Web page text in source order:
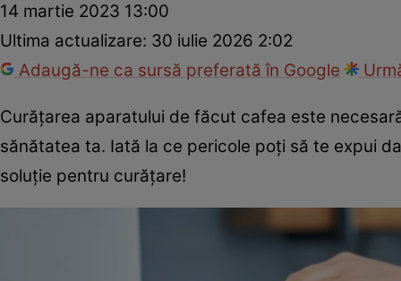
14 martie 2023 13:00
Ultima actualizare: 30 iulie 2026 2:02
Adaugă-ne ca sursă preferată în Google
Curățarea aparatului de făcut cafea este
sănătatea ta. Iată la ce pericole poți să te expui
soluție pentru curățare!